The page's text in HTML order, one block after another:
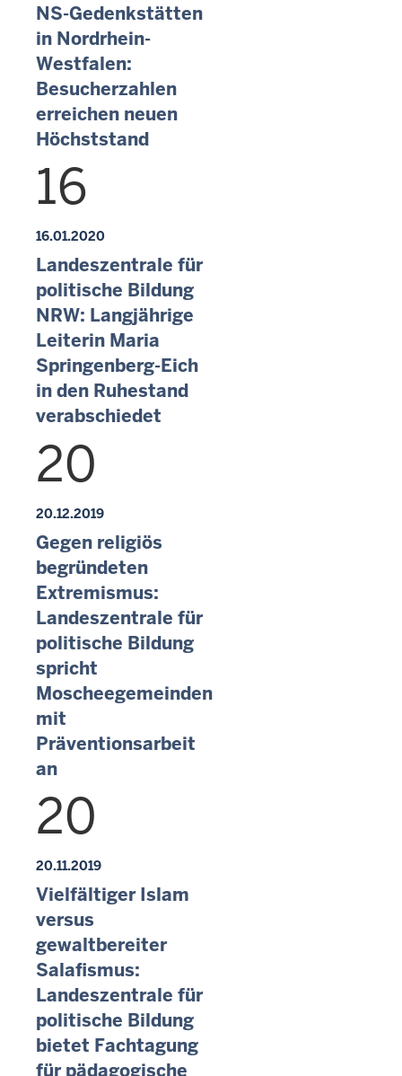
NS-Gedenkstätten
in Nordrhein-
Westfalen:
Besucherzahlen
erreichen neuen
Höchststand
16
16.01.2020
Landeszentrale für
politische Bildung
NRW: Langjährige
Leiterin Maria
Springenberg-Eich
in den Ruhestand
verabschiedet
20
20.12.2019
Gegen religiös
begründeten
Extremismus:
Landeszentrale für
politische Bildung
spricht
Moscheegemeinden
mit
Präventionsarbeit
an
20
20.11.2019
Vielfältiger Islam
versus
gewaltbereiter
Salafismus:
Landeszentrale für
politische Bildung
bietet Fachtagung
für pädagogische